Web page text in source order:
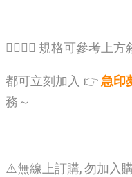
🙋‍♂️🙋‍♂️ 規格可參考上
都可立刻加入 👉急印
務～
⚠️無線上訂購, 勿加入